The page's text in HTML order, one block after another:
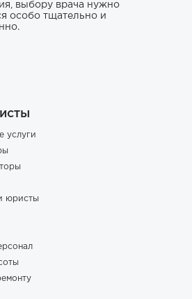
выбору врача нужно
особо тщательно и
услуги
юристы